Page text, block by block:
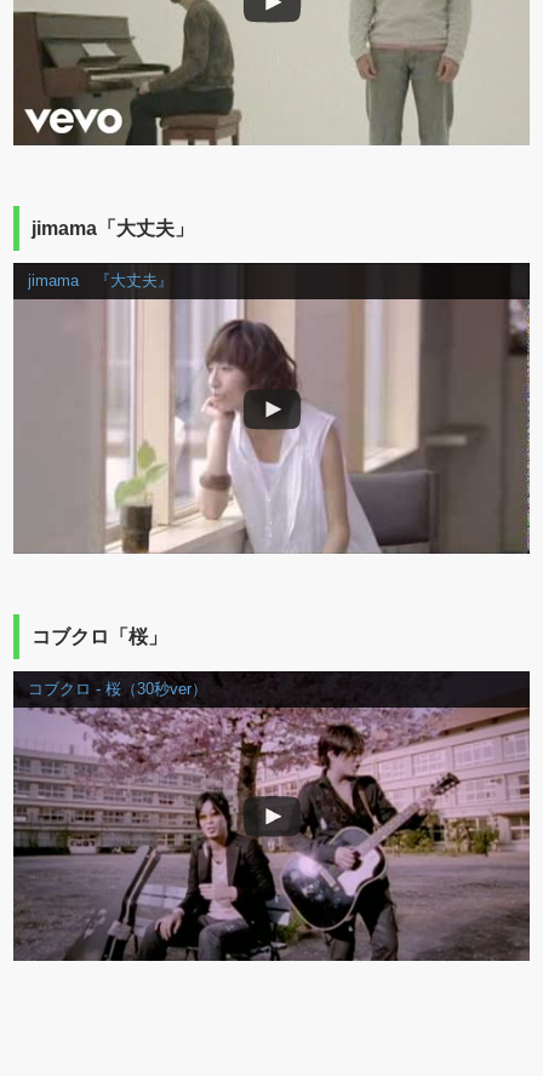
jimama「大丈夫」
jimama 『大丈夫』
コブクロ「桜」
コブクロ - 桜（30秒ver）